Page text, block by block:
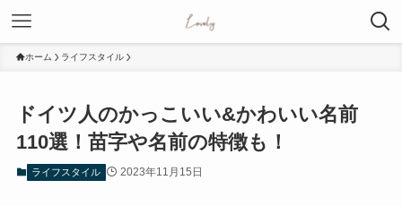
ホーム ライフスタイル
ドイツ人のかっこいい&かわいい名前
110選！苗字や名前の特徴も！
ライフスタイル 2023年11月15日